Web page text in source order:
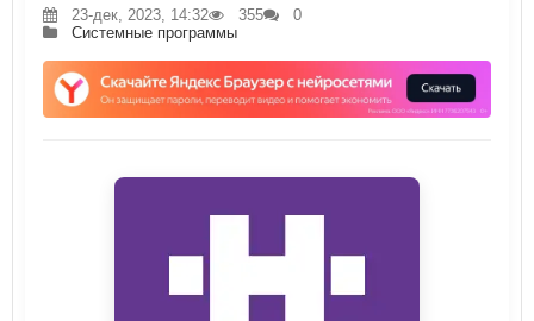
23-дек, 2023, 14:32 355
0
Системные программы